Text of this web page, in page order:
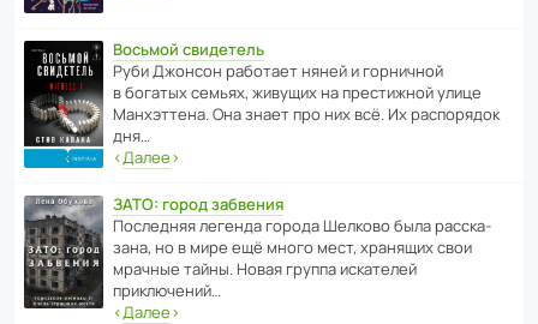
Восьмой свидетель
Руби Джонсон рабо­тает няней и горни­чной
в богатых семьях, живущих на прес­ти­жной улице
Манх­эт­тена. Она знает про них всё. Их распо­рядок
дня…
‹Далее›
ЗАТО: город забвения
После­дняя легенда города Шелково была расска­
зана, но в мире ещё много мест, хранящих свои
мрачные тайны. Новая группа иска­телей
приключений…
‹Далее›